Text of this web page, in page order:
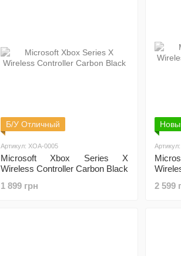
Б/У Отличный
Артикул: XOA-0005
Microsoft Xbox Series X
Wireless Controller Carbon Black
1 899 грн
2 599